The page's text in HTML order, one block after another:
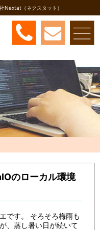
Nextat（ネクスタット）
のローカル環境
です。 そろそろ梅雨も
、蒸し暑い日が続いて